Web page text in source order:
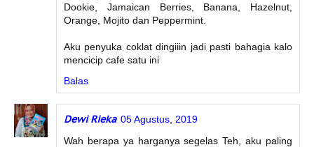
Dookie, Jamaican Berries, Banana, Hazelnut,
Orange, Mojito dan Peppermint.
Aku penyuka coklat dingiiin jadi pasti bahagia kalo
mencicip cafe satu ini
Balas
Dewi Rieka 05 Agustus, 2019
Wah berapa ya harganya segelas Teh, aku paling